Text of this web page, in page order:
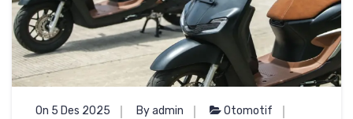
On 5 Des 2025 By admin
Otomotif